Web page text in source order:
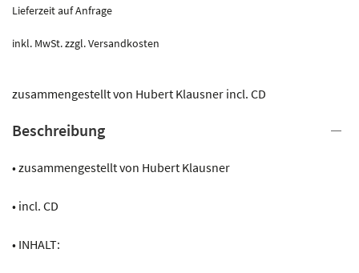
Lieferzeit auf Anfrage
inkl. MwSt.zzgl.Versandkosten
zusammengestellt von Hubert Klausner incl. CD
Beschreibung
• zusammengestellt von Hubert Klausner
• incl. CD
• INHALT: